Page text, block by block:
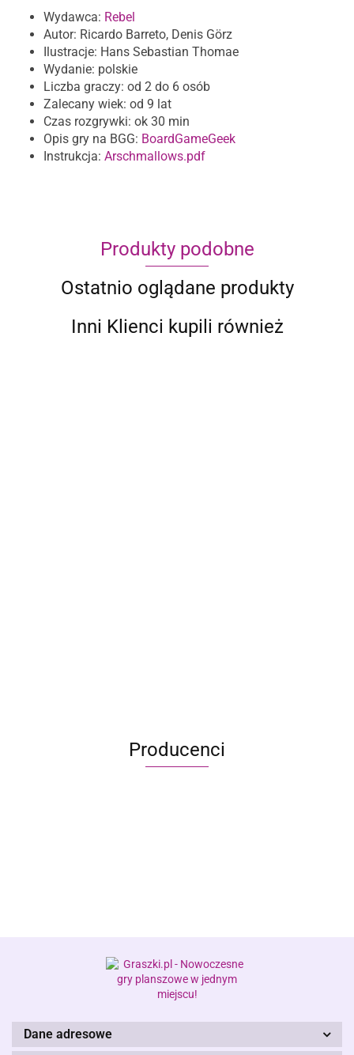
Wydawca: Rebel
Autor: Ricardo Barreto, Denis Görz
Ilustracje: Hans Sebastian Thomae
Wydanie: polskie
Liczba graczy: od 2 do 6 osób
Zalecany wiek: od 9 lat
Czas rozgrywki: ok 30 min
Opis gry na BGG: BoardGameGeek
Instrukcja: Arschmallows.pdf
Produkty podobne
Ostatnio oglądane produkty
Inni Klienci kupili również
Producenci
Alis Games – producent gier
planszowych i RPG
Dane adresowe